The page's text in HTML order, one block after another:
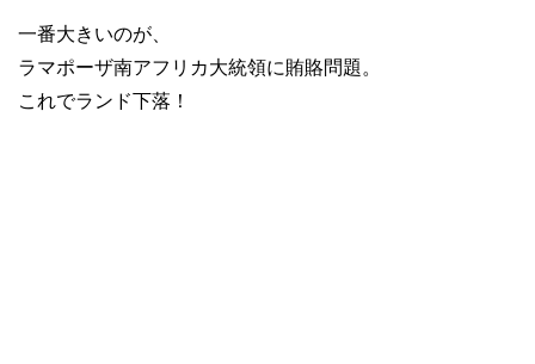
一番大きいのが、
ラマポーザ南アフリカ大統領に賄賂問題。
これでランド下落！